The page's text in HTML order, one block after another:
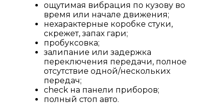
ощутимая вибрация по кузову во
время или начале движения;
нехарактерные коробке стуки,
скрежет, запах гари;
пробуксовка;
залипание или задержка
переключения передачи, полное
отсутствие одной/нескольких
передач;
check на панели приборов;
полный стоп авто.